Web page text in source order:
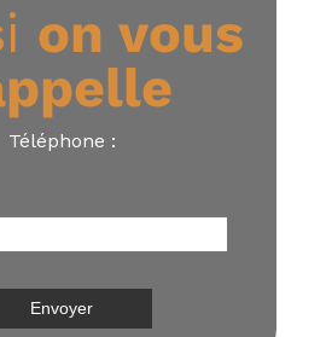
on vous
Téléphone :